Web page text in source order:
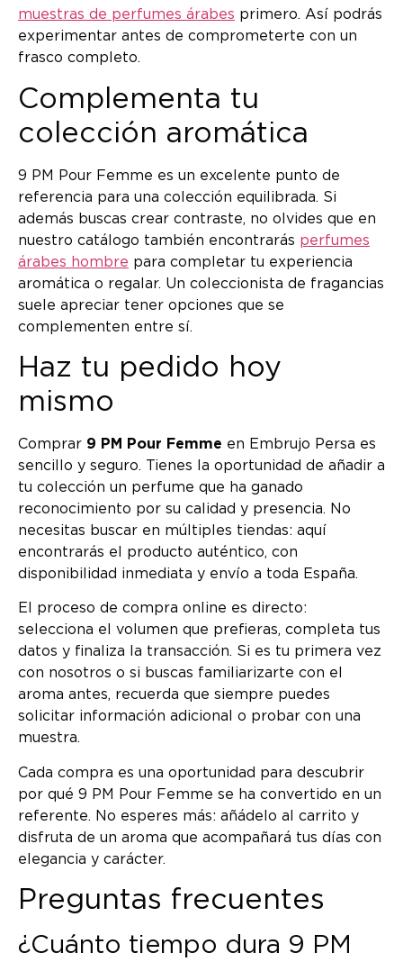
muestras de perfumes árabes primero. Así podrás
experimentar antes de comprometerte con un
frasco completo.
Complementa tu
colección aromática
9 PM Pour Femme es un excelente punto de
referencia para una colección equilibrada. Si
además buscas crear contraste, no olvides que en
nuestro catálogo también encontrarás perfumes
árabes hombre para completar tu experiencia
aromática o regalar. Un coleccionista de fragancias
suele apreciar tener opciones que se
complementen entre sí.
Haz tu pedido hoy
mismo
Comprar 9 PM Pour Femme en Embrujo Persa es
sencillo y seguro. Tienes la oportunidad de añadir a
tu colección un perfume que ha ganado
reconocimiento por su calidad y presencia. No
necesitas buscar en múltiples tiendas: aquí
encontrarás el producto auténtico, con
disponibilidad inmediata y envío a toda España.
El proceso de compra online es directo:
selecciona el volumen que prefieras, completa tus
datos y finaliza la transacción. Si es tu primera vez
con nosotros o si buscas familiarizarte con el
aroma antes, recuerda que siempre puedes
solicitar información adicional o probar con una
muestra.
Cada compra es una oportunidad para descubrir
por qué 9 PM Pour Femme se ha convertido en un
referente. No esperes más: añádelo al carrito y
disfruta de un aroma que acompañará tus días con
elegancia y carácter.
Preguntas frecuentes
¿Cuánto tiempo dura 9 PM